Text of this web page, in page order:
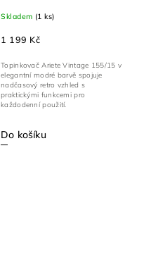
Skladem (1 ks)
1 199 Kč
Do košíku
Topinkovač Ariete Vintage 155/15 v
elegantní modré barvě spojuje
nadčasový retro vzhled s
praktickými funkcemi pro
každodenní použití.